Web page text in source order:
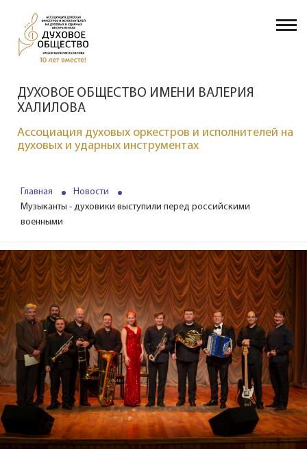
ДУХОВОЕ ОБЩЕСТВО ИМЕНИ ВАЛЕРИЯ
ХАЛИЛОВА
Ассоциация духовых оркестров и исполнителей на
духовых и ударных инструментах
Главная
Новости
Музыканты - духовики выступили перед российскими
военными